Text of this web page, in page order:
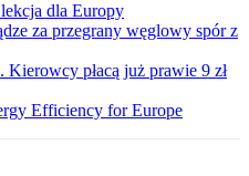
dla Europy
za przegrany węglowy spór z
płacą już prawie 9 zł
Efficiency for Europe